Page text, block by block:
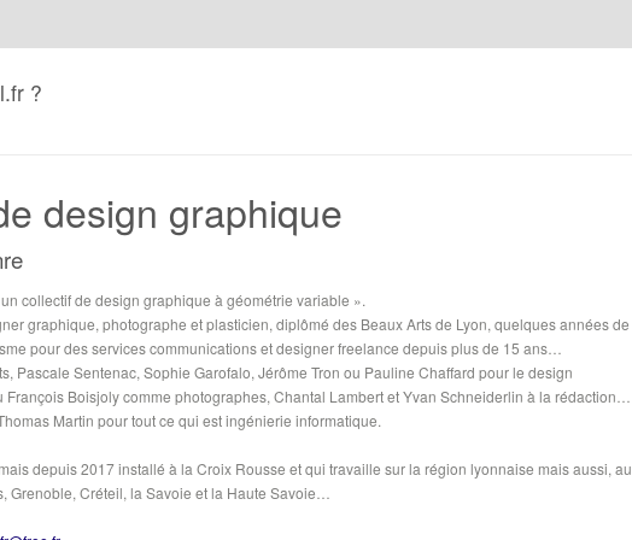
?
design graphique
collectif de design graphique à géométrie variable ».
graphique, photographe et plasticien, diplômé des Beaux Arts de Lyon, quelques années de
pour des services communications et designer freelance depuis plus de 15 ans…
Pascale Sentenac, Sophie Garofalo, Jérôme Tron ou Pauline Chaffard pour le design
Boisjoly comme photographes, Chantal Lambert et Yvan Schneiderlin à la rédaction…
Martin pour tout ce qui est ingénierie informatique.
depuis 2017 installé à la Croix Rousse et qui travaille sur la région lyonnaise mais aussi, au
Grenoble, Créteil, la Savoie et la Haute Savoie…